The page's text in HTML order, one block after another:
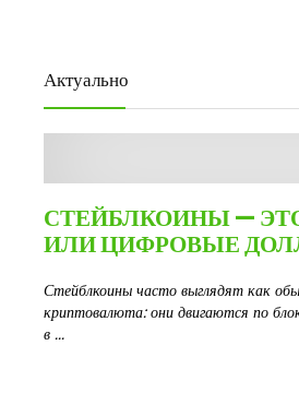
Актуально
СТЕЙБЛКОИНЫ —
ИЛИ ЦИФРОВЫЕ
Стейблкоины часто выглядят как
криптовалюта: они двигаются по
в ...